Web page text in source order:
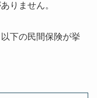
りません。
下の民間保険が挙